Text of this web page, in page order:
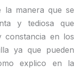
la manera que se
y tediosa que
constancia en los
ya que pueden
explico en la